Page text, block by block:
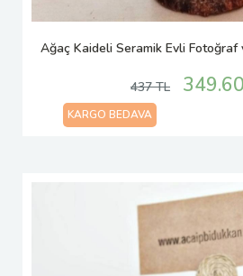
Ağaç Kaideli Seramik Evli
437 TL
KARGO BEDAVA